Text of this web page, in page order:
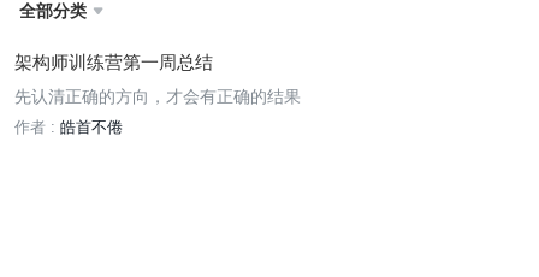
全部分类 
架构师训练营第一周总结
先认清正确的方向，才会有正确的结果
作者 : 皓首不倦